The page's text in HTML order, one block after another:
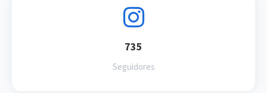
735
Seguidores